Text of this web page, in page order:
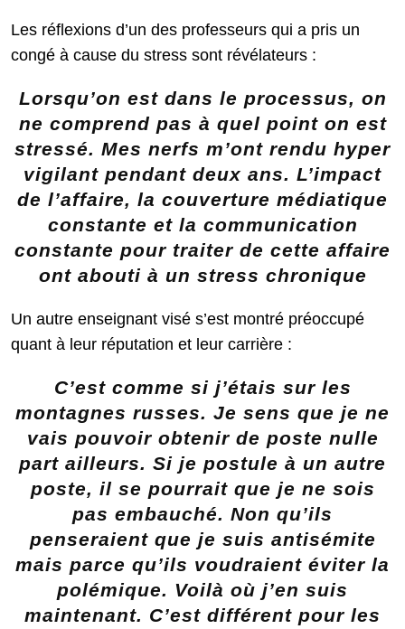
Les réflexions d’un des professeurs qui a pris un
congé à cause du stress sont révélateurs :
Lorsqu’on est dans le processus, on
ne comprend pas à quel point on est
stressé. Mes nerfs m’ont rendu hyper
vigilant pendant deux ans. L’impact
de l’affaire, la couverture médiatique
constante et la communication
constante pour traiter de cette affaire
ont abouti à un stress chronique
Un autre enseignant visé s’est montré préoccupé
quant à leur réputation et leur carrière :
C’est comme si j’étais sur les
montagnes russes. Je sens que je ne
vais pouvoir obtenir de poste nulle
part ailleurs. Si je postule à un autre
poste, il se pourrait que je ne sois
pas embauché. Non qu’ils
penseraient que je suis antisémite
mais parce qu’ils voudraient éviter la
polémique. Voilà où j’en suis
maintenant. C’est différent pour les